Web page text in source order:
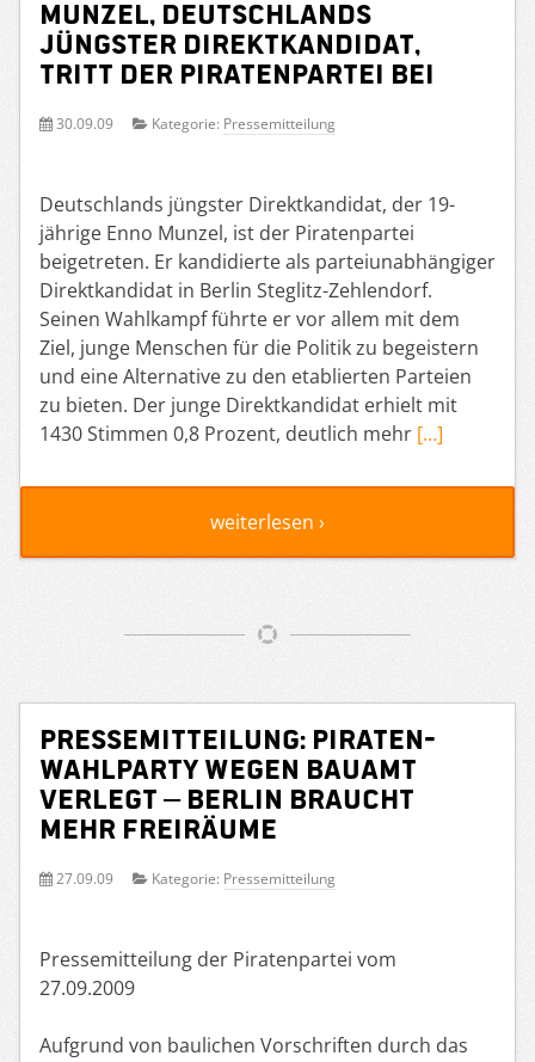
Munzel, Deutschlands
jüngster Direktkandidat,
tritt der Piratenpartei bei
30.09.09 Kategorie: Pressemitteilung
Deutschlands jüngster Direktkandidat, der 19-
jährige Enno Munzel, ist der Piratenpartei
beigetreten. Er kandidierte als parteiunabhängiger
Direktkandidat in Berlin Steglitz-Zehlendorf.
Seinen Wahlkampf führte er vor allem mit dem
Ziel, junge Menschen für die Politik zu begeistern
und eine Alternative zu den etablierten Parteien
zu bieten. Der junge Direktkandidat erhielt mit
1430 Stimmen 0,8 Prozent, deutlich mehr […]
weiterlesen ›
Pressemitteilung: Piraten-
Wahlparty wegen Bauamt
verlegt – Berlin braucht
mehr Freiräume
27.09.09 Kategorie: Pressemitteilung
Pressemitteilung der Piratenpartei vom
27.09.2009
Aufgrund von baulichen Vorschriften durch das